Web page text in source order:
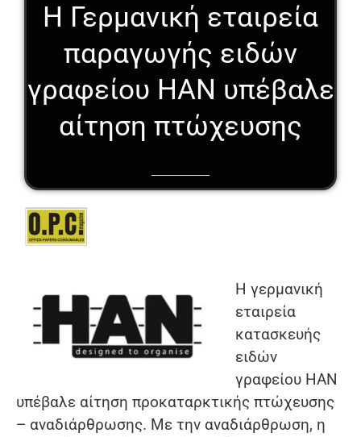
Η Γερμανική εταιρεία
παραγωγής ειδών
γραφείου HAN υπέβαλε
αίτηση πτώχευσης
Η γερμανική
εταιρεία
κατασκευής
ειδών
γραφείου HAN
υπέβαλε αίτηση προκαταρκτικής πτώχευσης
– αναδιάρθρωσης. Με την αναδιάρθρωση, η